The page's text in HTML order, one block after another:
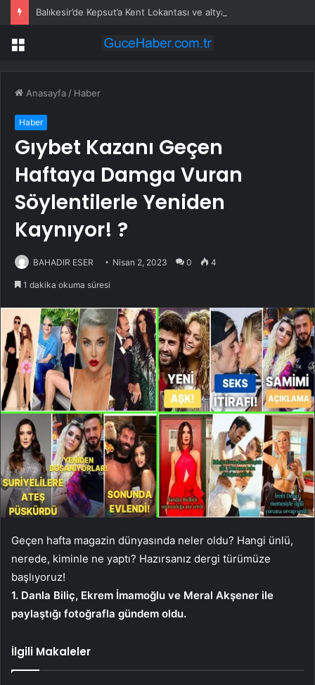
Balıkesir’de Kepsut’a Kent Lokantası ve altyapı desteği
Menü
Anasayfa / Haber
Haber
Gıybet Kazanı Geçen
Haftaya Damga Vuran
Söylentilerle Yeniden
Kaynıyor! ?
BAHADIR ESER Nisan 2, 2023 0 4
1 dakika okuma süresi
Geçen hafta magazin dünyasında neler oldu? Hangi ünlü,
nerede, kiminle ne yaptı? Hazırsanız dergi türümüze
başlıyoruz!
1. Danla Biliç, Ekrem İmamoğlu ve Meral Akşener ile
paylaştığı fotoğrafla gündem oldu.
İlgili Makaleler